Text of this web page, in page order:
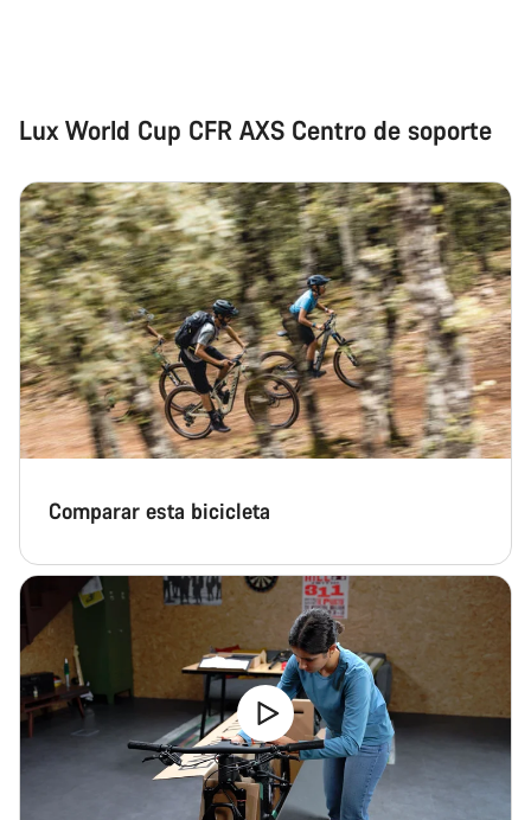
Lux World Cup CFR AXS Centro de soporte
Comparar esta bicicleta
Cerrar